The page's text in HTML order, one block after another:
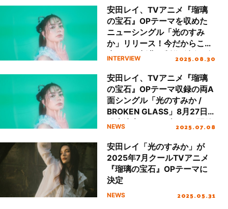
安田レイ、TVアニメ『瑠璃
の宝石』OPテーマを収めた
ニューシングル「光のすみ
か」リリース！今だからこそ
生まれた新曲の制作秘話に迫
INTERVIEW 2025.08.30
安田レイ、TVアニメ『瑠璃
の宝石』OPテーマ収録の両A
面シングル「光のすみか /
BROKEN GLASS」8月27日
発売決定！ライブツアー開催
NEWS 2025.07.08
安田レイ「光のすみか」が
2025年7月クールTVアニメ
『瑠璃の宝石』OPテーマに
決定
NEWS 2025.05.31